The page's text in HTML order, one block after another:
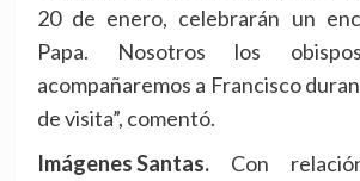
20 de enero, celebrarán un
Papa. Nosotros los
acompañaremos a Francisco
de visita”, comentó.
Imágenes Santas.Con